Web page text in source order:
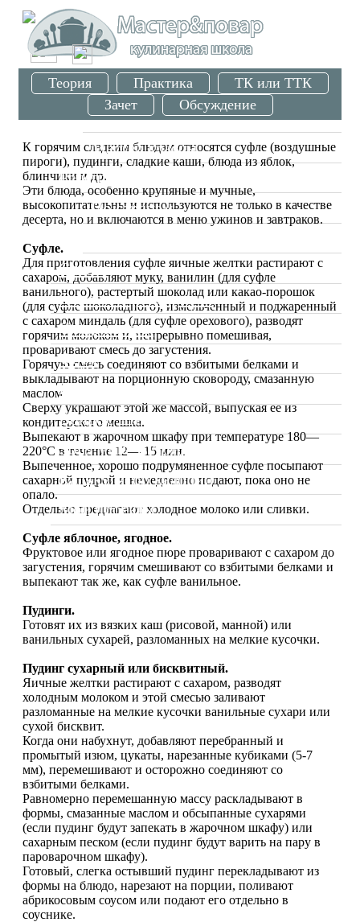
О проекте
Школа
Вводные занятия
Мастер классы
Рецепты
По странам
Статьи
Отзывы о ресторанах
Специалисты
Фото
Видео
Вопрос Шеф-повару
Sous Vide. Су Вид
Калькулятор калорий
Мои проекты
Урок Горячие сладкие блюда
Теория Практика
ТК или ТТК
Зачет
Обсуждение
К горячим сладким блюдам относятся суфле (воздушные
пироги), пудинги, сладкие каши, блюда из яблок,
блинчики и др.
Эти блюда, особенно крупяные и мучные,
высокопитательны и используются не только в качестве
десерта, но и включаются в меню ужинов и завтраков.
Суфле.
Для приготовления суфле яичные желтки растирают с
сахаром, добавляют муку, ванилин (для суфле
ванильного), растертый шоколад или какао-порошок
(для суфле шоколадного), измельченный и поджаренный
с сахаром миндаль (для суфле орехового), разводят
горячим молоком и, непрерывно помешивая,
проваривают смесь до загустения.
Горячую смесь соединяют со взбитыми белками и
выкладывают на порционную сковороду, смазанную
маслом.
Сверху украшают этой же массой, выпуская ее из
кондитерского мешка.
Выпекают в жарочном шкафу при температуре 180—
220°С в течение 12— 15 мин.
Выпеченное, хорошо подрумяненное суфле посыпают
сахарной пудрой и немедленно подают, пока оно не
опало.
Отдельно предлагают холодное молоко или сливки.
Суфле яблочное, ягодное.
Фруктовое или ягодное пюре проваривают с сахаром до
загустения, горячим смешивают со взбитыми белками и
выпекают так же, как суфле ванильное.
Пудинги.
Готовят их из вязких каш (рисовой, манной) или
ванильных сухарей, разломанных на мелкие кусочки.
Пудинг сухарный или бисквитный.
Яичные желтки растирают с сахаром, разводят
холодным молоком и этой смесью заливают
разломанные на мелкие кусочки ванильные сухари или
сухой бисквит.
Когда они набухнут, добавляют перебранный и
промытый изюм, цукаты, нарезанные кубиками (5-7
мм), перемешивают и осторожно соединяют со
взбитыми белками.
Равномерно перемешанную массу раскладывают в
формы, смазанные маслом и обсыпанные сухарями
(если пудинг будут запекать в жарочном шкафу) или
сахарным песком (если пудинг будут варить на пару в
пароварочном шкафу).
Готовый, слегка остывший пудинг перекладывают из
формы на блюдо, нарезают на порции, поливают
абрикосовым соусом или подают его отдельно в
соуснике.